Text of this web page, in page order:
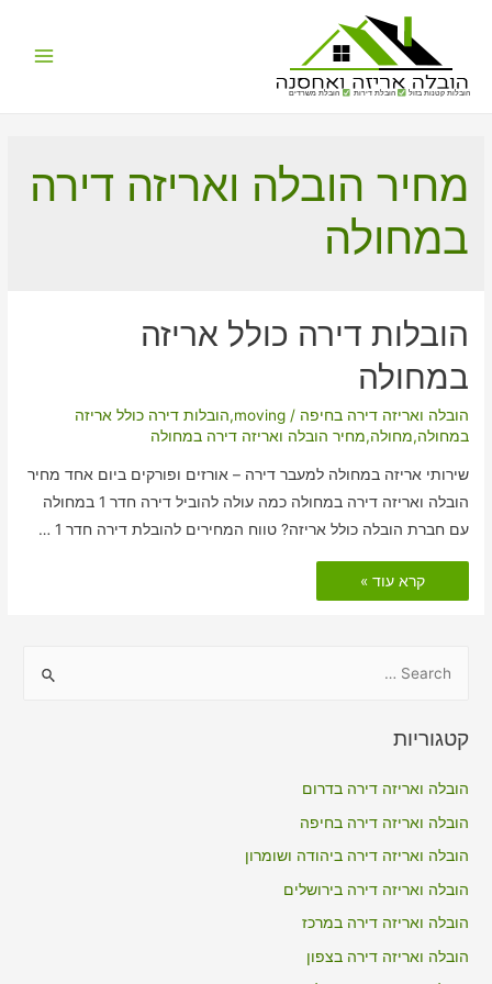
הובלות קטנות בזול הובלת דירות הובלת משרדים
מחיר הובלה ואריזה דירה
במחולה
הובלות דירה כולל אריזה
במחולה
הובלה ואריזה דירה בחיפה /
moving
,הובלות דירה כולל אריזה
במחולה,מחולה,מחיר הובלה ואריזה דירה במחולה
שירותי אריזה במחולה למעבר דירה – אורזים ופורקים ביום אחד מחיר
הובלה ואריזה דירה במחולה כמה עולה להוביל דירה חדר 1 במחולה
עם חברת הובלה כולל אריזה? טווח המחירים להובלת דירה חדר 1 …
הובלות
דירה
כולל
קרא עוד »
r
o
r
:
קטגוריות
הובלה ואריזה דירה בדרום
הובלה ואריזה דירה בחיפה
הובלה ואריזה דירה ביהודה ושומרון
הובלה ואריזה דירה בירושלים
הובלה ואריזה דירה במרכז
הובלה ואריזה דירה בצפון